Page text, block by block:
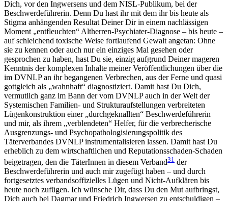
Dich, vor den Ingwersens und dem NISL-Publikum, bei der
Beschwerdeführerin. Denn Du hast ihr mit dem ihr bis heute als
Stigma anhängenden Resultat Deiner Dir in einem nachlässigen
Moment „entfleuchten“ Altherren-Psychiater-Diagnose – bis heute –
auf schleichend toxische Weise fortlaufend Gewalt angetan: Ohne
sie zu kennen oder auch nur ein einziges Mal gesehen oder
gesprochen zu haben, hast Du sie, einzig aufgrund Deiner mageren
Kenntnis der komplexen Inhalte meiner Veröffentlichungen über die
im DVNLP an ihr begangenen Verbrechen, aus der Ferne und quasi
gottgleich als „wahnhaft“ diagnostiziert. Damit hast Du Dich,
vermutlich ganz im Bann der vom DVNLP auch in der Welt der
Systemischen Familien- und Strukturaufstellungen verbreiteten
Lügenkonstruktion einer „durchgeknallten“ Beschwerdeführerin
und mir, als ihrem „verblendeten“ Helfer, für die verbrecherische
Ausgrenzungs- und Psychopathologisierungspolitik des
Täterverbandes DVNLP instrumentalisieren lassen. Damit hast Du
erheblich zu dem wirtschaftlichen und Reputationsschaden-Schaden
beigetragen, den die TäterInnen in diesem Verband31 der
Beschwerdeführerin und auch mir zugefügt haben – und durch
fortgesetztes verbandsoffizielles Lügen und Nicht-Aufklären bis
heute noch zufügen. Ich wünsche Dir, dass Du den Mut aufbringst,
Dich auch bei Dagmar und Friedrich Ingwersen zu entschuldigen –